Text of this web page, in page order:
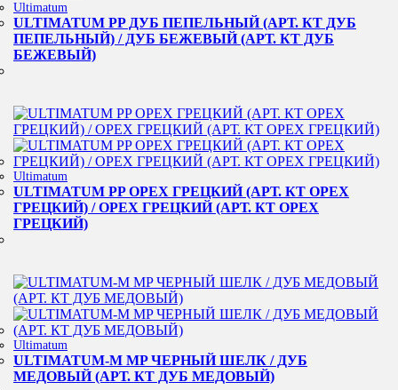
Ultimatum
ULTIMATUM PP ДУБ ПЕПЕЛЬНЫЙ (АРТ. КТ ДУБ
ПЕПЕЛЬНЫЙ) / ДУБ БЕЖЕВЫЙ (АРТ. КТ ДУБ
БЕЖЕВЫЙ)
Ultimatum
ULTIMATUM PP ОРЕХ ГРЕЦКИЙ (АРТ. КТ ОРЕХ
ГРЕЦКИЙ) / ОРЕХ ГРЕЦКИЙ (АРТ. КТ ОРЕХ
ГРЕЦКИЙ)
Ultimatum
ULTIMATUM-M MP ЧЕРНЫЙ ШЕЛК / ДУБ
МЕДОВЫЙ (АРТ. КТ ДУБ МЕДОВЫЙ)